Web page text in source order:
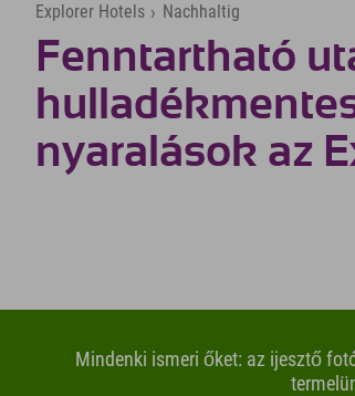
Explorer Hotels › Nachhaltig
Fenntartható
nyaralások az
Mindenki ismeri őket: az ijesztő